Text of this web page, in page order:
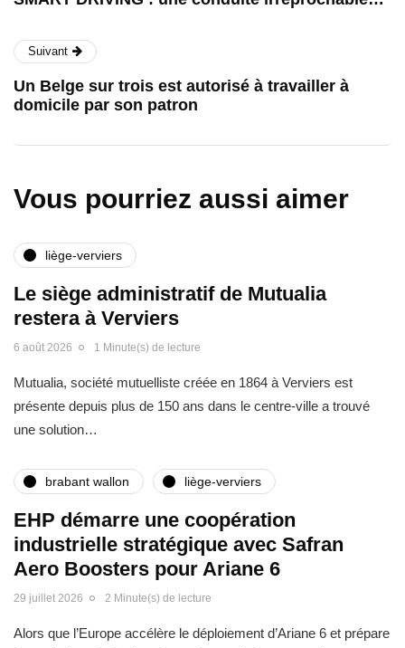
Suivant
Un Belge sur trois est autorisé à travailler à
domicile par son patron
Vous pourriez aussi aimer
liège-verviers
Le siège administratif de Mutualia
restera à Verviers
6 août 2026 1 Minute(s) de lecture
Mutualia, société mutuelliste créée en 1864 à Verviers est
présente depuis plus de 150 ans dans le centre-ville a trouvé
une solution…
brabant wallon liège-verviers
EHP démarre une coopération
industrielle stratégique avec Safran
Aero Boosters pour Ariane 6
29 juillet 2026 2 Minute(s) de lecture
Alors que l’Europe accélère le déploiement d’Ariane 6 et prépare